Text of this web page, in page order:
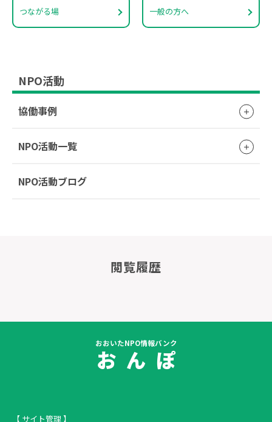
つながる場 一般の方へ
NPO活動
協働事例
NPO活動一覧
NPO活動ブログ
閲覧履歴
おおいたNPO情報バンク
お ん ぽ
【 サイト管理 】